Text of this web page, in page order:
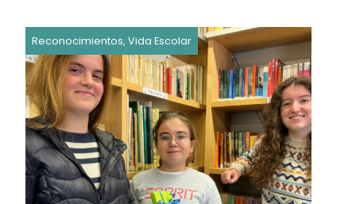
Reconocimientos, Vida Escolar